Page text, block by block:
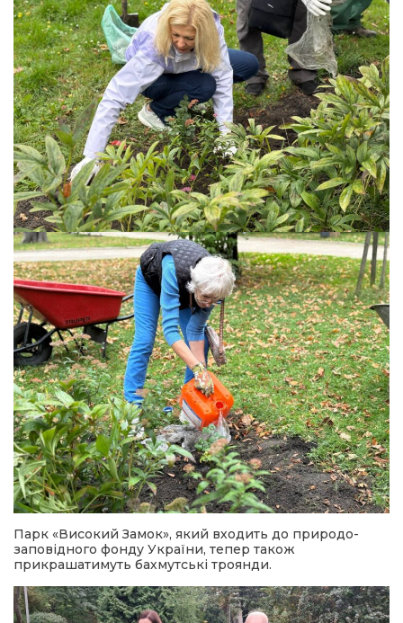
Парк «Високий Замок», який входить до природо-
заповідного фонду України, тепер також
прикрашатимуть бахмутські троянди.